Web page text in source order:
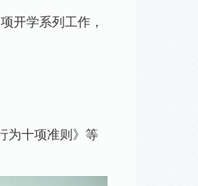
开学系列工作，
为十项准则》等